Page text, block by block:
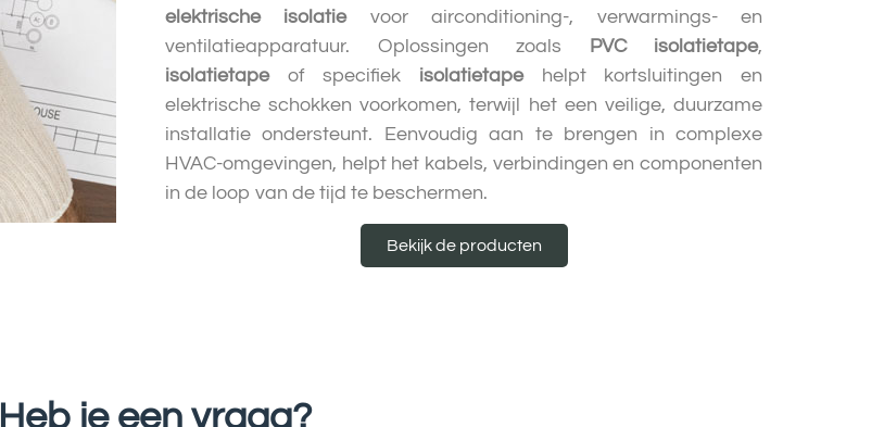
elektrische isolatievoor airconditioning-, verwarmings- en
ventilatieapparatuur. Oplossingen zoals
PVC isolatietape,
isolatietapeof specifiek isolatietapehelpt kortsluitingen en
elektrische schokken voorkomen, terwijl het een veilige, duurzame
installatie ondersteunt. Eenvoudig aan te brengen in complexe
HVAC-omgevingen, helpt het kabels, verbindingen en componenten
in de loop van de tijd te beschermen.
Bekijk de producten
Heb je een vraag?